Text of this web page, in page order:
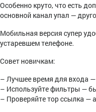
Особенно круто, что есть
основной канал упал —
Мобильная версия супер
устаревшем телефоне.
Совет новичкам:
– Лучшее время для входа
– Используйте фильтры —
– Проверяйте тор ссылка —